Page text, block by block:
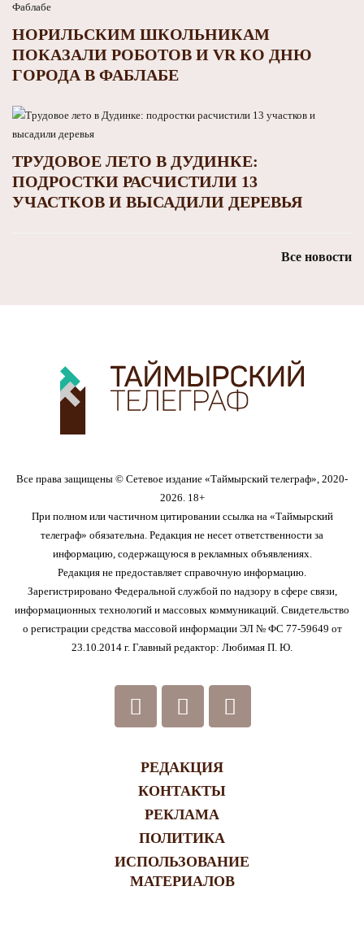
НОРИЛЬСКИМ ШКОЛЬНИКАМ
ПОКАЗАЛИ РОБОТОВ И VR КО ДНЮ
ГОРОДА В ФАБЛАБЕ
ТРУДОВОЕ ЛЕТО В ДУДИНКЕ:
ПОДРОСТКИ РАСЧИСТИЛИ 13
УЧАСТКОВ И ВЫСАДИЛИ ДЕРЕВЬЯ
Все новости
Все права защищены © Сетевое издание «Таймырский телеграф», 2020-
2026. 18+
При полном или частичном цитировании ссылка на «Таймырский
телеграф» обязательна. Редакция не несет ответственности за
информацию, содержащуюся в рекламных объявлениях.
Редакция не предоставляет справочную информацию.
Зарегистрировано Федеральной службой по надзору в сфере связи,
информационных технологий и массовых коммуникаций. Свидетельство
о регистрации средства массовой информации ЭЛ № ФС 77-59649 от
23.10.2014 г. Главный редактор: Любимая П. Ю.
РЕДАКЦИЯ
КОНТАКТЫ
РЕКЛАМА
ПОЛИТИКА
ИСПОЛЬЗОВАНИЕ
МАТЕРИАЛОВ